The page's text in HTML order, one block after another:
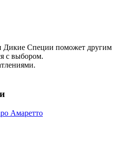
Дикие Специи поможет другим
с выбором.
Амаретто